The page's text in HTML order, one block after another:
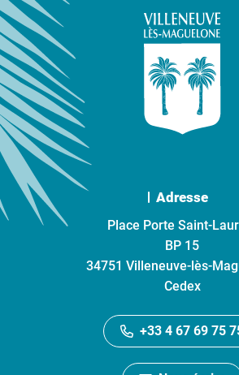
Adresse
Place Porte Saint-
BP 15
34751 Villeneuve-lès-
Cedex
+33 4 67 69 75